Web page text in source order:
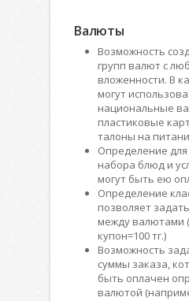
Валюты
Возможность
групп валют с
вложенности. В
могут
национальные
пластиковые
талоны на
Определение
набора блюд и
могут быть ею
Определение
позволяет
между валютами
купон=100 тг.)
Возможность
суммы заказа,
быть оплачен
валютой